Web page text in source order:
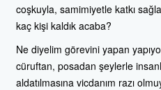
coşkuyla, samimiyetle katkı
kaç kişi kaldık acaba?
Ne diyelim görevini yapan
cüruftan, posadan şeylerle
aldatılmasına vicdanım razı